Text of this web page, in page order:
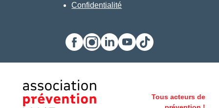
Confidentialité
FacebookInstagram
LinkedInYoutubeTikTok
Tous acteurs de